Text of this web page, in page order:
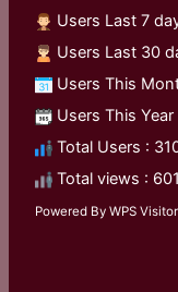
Users Last 7
Users Last 30
Users This
Users This Year
Total Users :
Total views :
Powered ByWPS